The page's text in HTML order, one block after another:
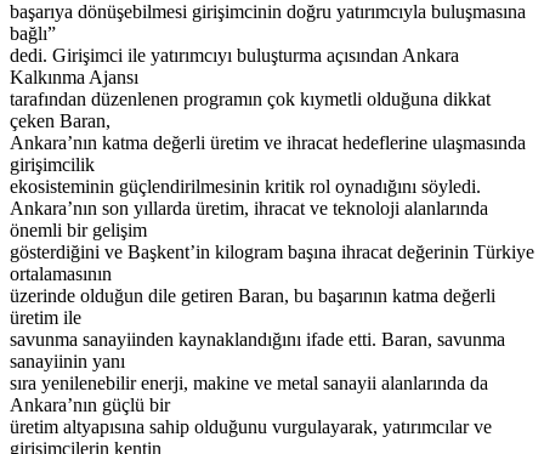
başarıya dönüşebilmesi girişimcinin doğru yatırımcıyla buluşmasına
bağlı”
dedi. Girişimci ile yatırımcıyı buluşturma açısından Ankara
Kalkınma Ajansı
tarafından düzenlenen programın çok kıymetli olduğuna dikkat
çeken Baran,
Ankara’nın katma değerli üretim ve ihracat hedeflerine ulaşmasında
girişimcilik
ekosisteminin güçlendirilmesinin kritik rol oynadığını söyledi.
Ankara’nın son yıllarda üretim, ihracat ve teknoloji alanlarında
önemli bir gelişim
gösterdiğini ve Başkent’in kilogram başına ihracat değerinin Türkiye
ortalamasının
üzerinde olduğun dile getiren Baran, bu başarının katma değerli
üretim ile
savunma sanayiinden kaynaklandığını ifade etti. Baran, savunma
sanayiinin yanı
sıra yenilenebilir enerji, makine ve metal sanayii alanlarında da
Ankara’nın güçlü bir
üretim altyapısına sahip olduğunu vurgulayarak, yatırımcılar ve
girişimcilerin kentin